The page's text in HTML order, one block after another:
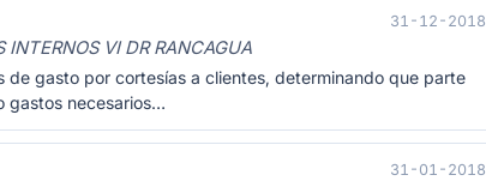
31-12-2018
VI DR RANCAGUA
gasto por cortesías a clientes, determinando que parte
gastos necesarios…
31-01-2018